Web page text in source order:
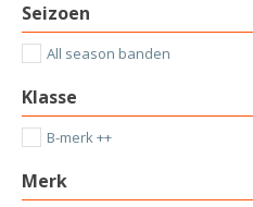
Seizoen
All season banden
Klasse
B-merk ++
Merk